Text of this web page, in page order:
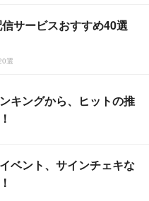
サービスおすすめ40選
選
キングから、ヒットの推
ベント、サインチェキな